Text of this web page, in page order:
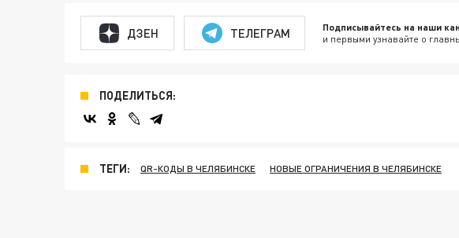
ДЗЕН ТЕЛЕГРАМ Подписывайтесь на наши
и первыми узнавайте о
ПОДЕЛИТЬСЯ:
ТЕГИ: QR-КОДЫ В ЧЕЛЯБИНСКЕ НОВЫЕ ОГРАНИЧЕНИЯ В ЧЕЛЯБИНСКЕ